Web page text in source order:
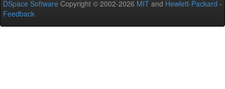
DSpace Software Copyright © 2002-2026 MIT and Hewlett-Packard -
Feedback